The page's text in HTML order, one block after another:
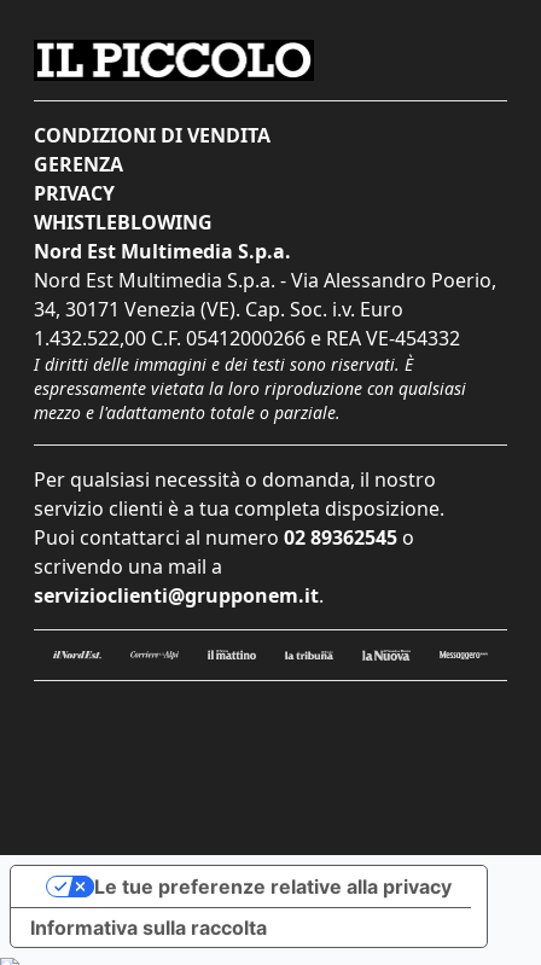
CONDIZIONI DI VENDITA
GERENZA
PRIVACY
WHISTLEBLOWING
Nord Est Multimedia S.p.a.
Nord Est Multimedia S.p.a. - Via Alessandro Poerio,
34, 30171 Venezia (VE). Cap. Soc. i.v. Euro
1.432.522,00 C.F. 05412000266 e REA VE-454332
I diritti delle immagini e dei testi sono riservati. È
espressamente vietata la loro riproduzione con qualsiasi
mezzo e l'adattamento totale o parziale.
Per qualsiasi necessità o domanda, il nostro
servizio clienti è a tua completa disposizione.
Puoi contattarci al numero 02 89362545 o
scrivendo una mail a
servizioclienti@grupponem.it.
Informativa sulla raccolta
Le tue preferenze relative alla privacy